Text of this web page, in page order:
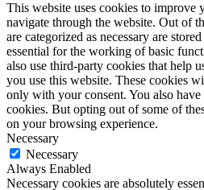
This website uses cookies to improve
navigate through the website. Out of
are categorized as necessary are
essential for the working of basic
also use third-party cookies that help
you use this website. These cookies
only with your consent. You also
cookies. But opting out of some of
on your browsing experience.
Necessary
Necessary
Always Enabled
Necessary cookies are absolutely